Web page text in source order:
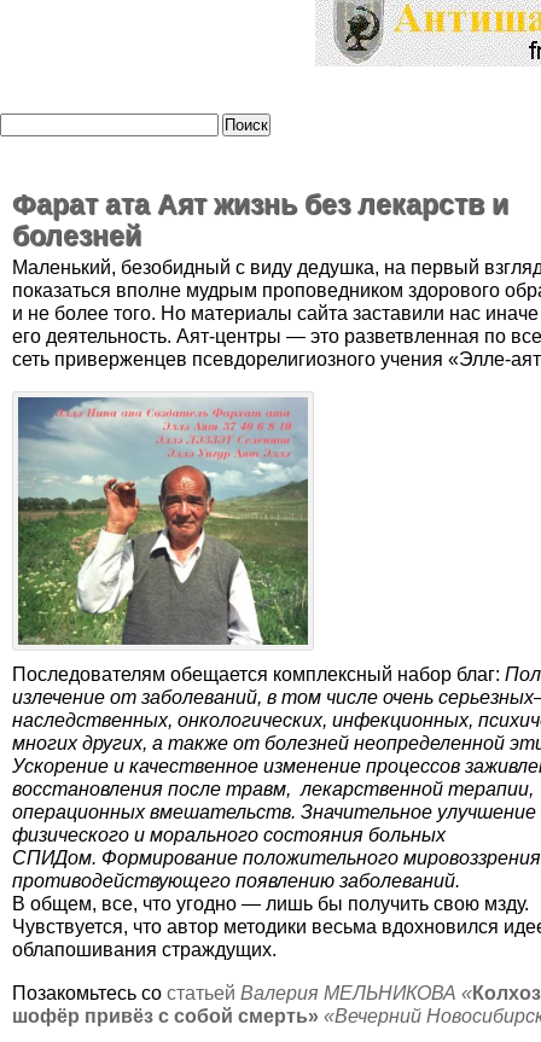
Фарат ата Аят жизнь без лекарств и
болезней
Маленький, безобидный с виду дедушка, на первый
показаться вполне мудрым проповедником здорового
и не более того. Но материалы сайта заставили нас
его деятельность. Аят-центры — это разветвленная по
сеть приверженцев псевдорелигиозного учения «Элле-
Последователям обещается комплексный набор благ:
излечение от заболеваний, в том числе очень
наследственных, онкологических, инфекционных,
многих других, а также от болезней неопределенной
Ускорение и качественное изменение процессов
восстановления после травм, лекарственной терапии,
операционных вмешательств. Значительное улучшение
физического и морального состояния больных
СПИДом. Формирование положительного
противодействующего появлению заболеваний.
В общем, все, что угодно — лишь бы получить свою мзду.
Чувствуется, что автор методики весьма вдохновился
облапошивания страждущих.
Позакомьтесь со статьей Валерия МЕЛЬНИКОВА «
шофёр привёз с собой смерть» «Вечерний